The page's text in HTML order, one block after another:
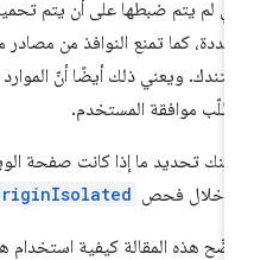
لم يتم ضبطها على أن يتم
كما تمنع النوافذ من مصادر
ويعني ذلك أيضًا أنّ الموارد
موافقة المستخدم.
تحديد ما إذا كانت صفحة
خلال فحص
هذه المقالة كيفية استخدام هذه